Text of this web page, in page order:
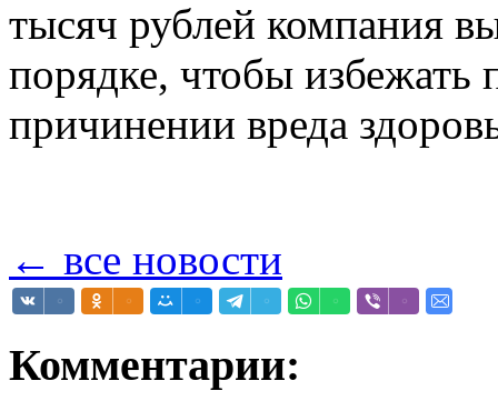
тысяч рублей компания
порядке, чтобы
причинении вреда
← все новости
Комментарии: